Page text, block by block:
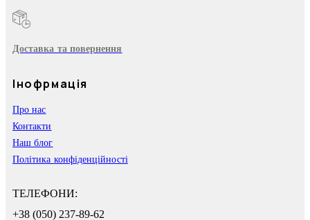
Доставка та повернення
Інофрмація
Про нас
Контакти
Наш блог
Політика конфіденційності
ТЕЛЕФОНИ:
+38 (050) 237-89-62